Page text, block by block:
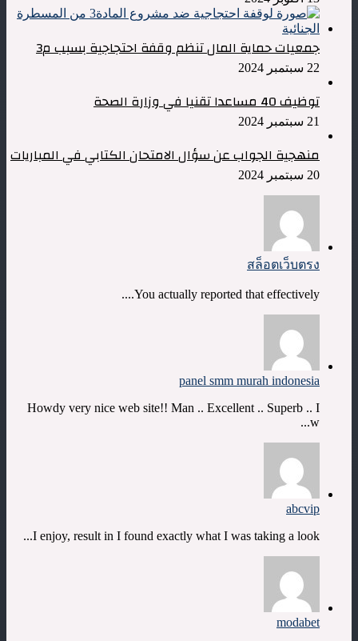
جمعيات حماية المال تنظم وقفة احتجاجية بسبب م3
22 سبتمبر 2024
توظيف 40 مساعدا تقنيا في وزارة الصحة
21 سبتمبر 2024
منهجية الجواب عن سؤال الامتحان الكتابي في المباريات
20 سبتمبر 2024
สล็อตเว็บตรง
You actually reported that effectively....
panel smm murah indonesia
Howdy very nice web site!! Man .. Excellent .. Superb .. I
w...
abcvip
I enjoy, result in I found exactly what I was taking a look...
modabet